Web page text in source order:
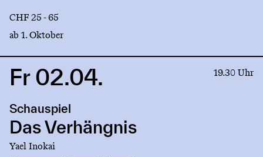
CHF 25 - 65
ab 1. Oktober
Link
Das
Verhängnis
Fr 02.04. 19.30 Uhr
Schauspiel
Das Verhängnis
Yael Inokai